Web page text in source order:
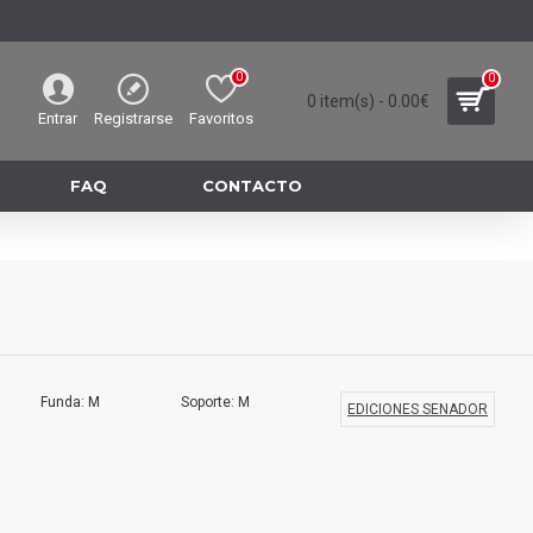
Entrar Registrarse Favoritos
0
0 item(s) - 0.00€
0
FAQ CONTACTO
Funda: M Soporte: M EDICIONES SENADOR